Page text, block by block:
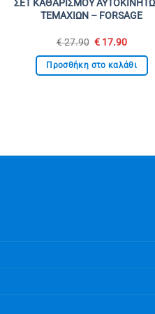
ΣΕΤ ΚΑΘΑΡΙΣΜΟΥ
ΤΕΜΑΧΙΩΝ – FORSAGE
€27.90 Original
was:
€ 27.90.
€17.90Η
τιμή
είναι:
Προσθήκη στο καλάθι